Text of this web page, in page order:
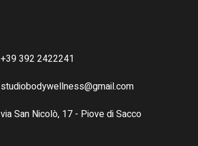
+39 392 2422241
studiobodywellness@gmail.com
via San Nicolò, 17 - Piove di Sacco